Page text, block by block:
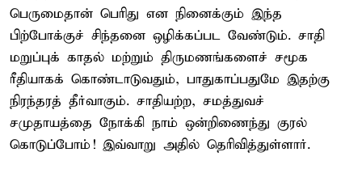
பெருமைதான் பெரிது என நினைக்கும் இந்த
பிற்போக்குச் சிந்தனை ஒழிக்கப்பட வேண்டும். சாதி
மறுப்புக் காதல் மற்றும் திருமணங்களைச் சமூக
ரீதியாகக் கொண்டாடுவதும், பாதுகாப்பதுமே இதற்கு
நிரந்தரத் தீர்வாகும். சாதியற்ற, சமத்துவச்
சமுதாயத்தை நோக்கி நாம் ஒன்றிணைந்து குரல்
கொடுப்போம்! இவ்வாறு அதில் தெரிவித்துள்ளார்.